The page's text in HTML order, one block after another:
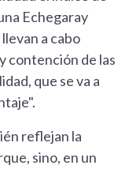
Echegaray
a cabo
contención de las
que se va a
reflejan la
sino, en un